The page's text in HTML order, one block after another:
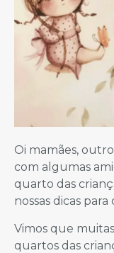
Oi mamães,
com algumas
quarto das
nossas dicas
Vimos que
quartos das